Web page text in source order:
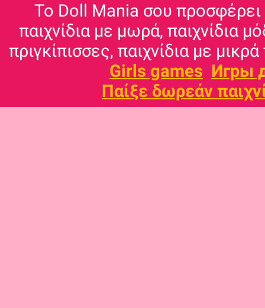
Το Doll Mania σου προσφέρει
παιχνίδια με μωρά, παιχνίδια
πριγκίπισσες, παιχνίδια με
Girls games Игры
Παίξε δωρεάν